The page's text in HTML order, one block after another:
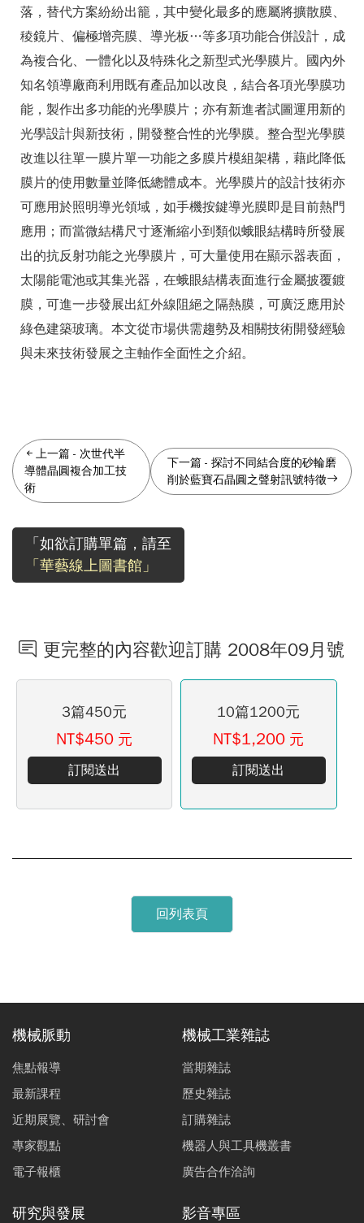
落，替代方案紛紛出籠，其中變化最多的應屬將擴散膜、
稜鏡片、偏極增亮膜、導光板…等多項功能合併設計，成
為複合化、一體化以及特殊化之新型式光學膜片。國內外
知名領導廠商利用既有產品加以改良，結合各項光學膜功
能，製作出多功能的光學膜片；亦有新進者試圖運用新的
光學設計與新技術，開發整合性的光學膜。整合型光學膜
改進以往單一膜片單一功能之多膜片模組架構，藉此降低
膜片的使用數量並降低總體成本。光學膜片的設計技術亦
可應用於照明導光領域，如手機按鍵導光膜即是目前熱門
應用；而當微結構尺寸逐漸縮小到類似蛾眼結構時所發展
出的抗反射功能之光學膜片，可大量使用在顯示器表面，
太陽能電池或其集光器，在蛾眼結構表面進行金屬披覆鍍
膜，可進一步發展出紅外線阻絕之隔熱膜，可廣泛應用於
綠色建築玻璃。本文從市場供需趨勢及相關技術開發經驗
與未來技術發展之主軸作全面性之介紹。
上一篇 - 次世代半
導體晶圓複合加工技
術
下一篇- 探討不同結合度的砂輪磨
削於藍寶石晶圓之聲射訊號特徵
「如欲訂購單篇，請至
「華藝線上圖書館」
更完整的內容歡迎訂購 2008年09月號
3篇450元
NT$450 元
訂閱送出
10篇1200元
NT$1,200 元
訂閱送出
回列表頁
機械脈動
焦點報導
最新課程
近期展覽、研討會
專家觀點
電子報櫃
機械工業雜誌
當期雜誌
歷史雜誌
訂購雜誌
機器人與工具機叢書
廣告合作洽詢
研究與發展 影音專區